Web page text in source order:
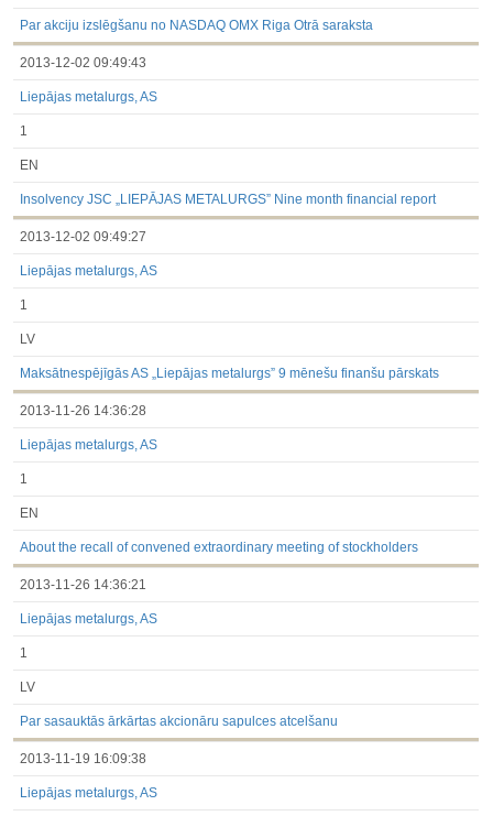
Par akciju izslēgšanu no NASDAQ OMX Riga Otrā saraksta
2013-12-02 09:49:43
Liepājas metalurgs, AS
1
EN
Insolvency JSC „LIEPĀJAS METALURGS” Nine month financial report
2013-12-02 09:49:27
Liepājas metalurgs, AS
1
LV
Maksātnespējīgās AS „Liepājas metalurgs” 9 mēnešu finanšu pārskats
2013-11-26 14:36:28
Liepājas metalurgs, AS
1
EN
About the recall of convened extraordinary meeting of stockholders
2013-11-26 14:36:21
Liepājas metalurgs, AS
1
LV
Par sasauktās ārkārtas akcionāru sapulces atcelšanu
2013-11-19 16:09:38
Liepājas metalurgs, AS